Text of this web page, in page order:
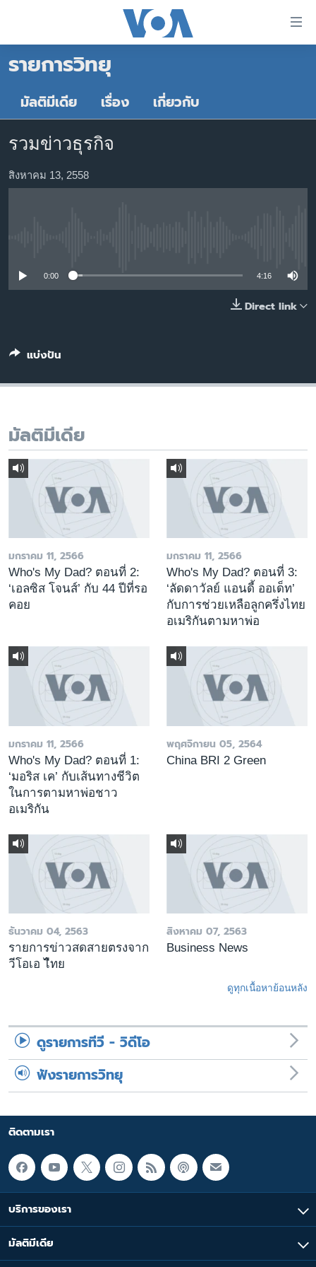
ต่อ
เนื้อหา
ข้าม
ไป
หน้า
การ
ค้นหา
หน้าหลัก
โลก
เอเชีย
สหรัฐฯ
ไทย
ไลฟ์สไตล์
พอดคาสต์
เลือกภาษา
รายการวิทยุ
มัลติมีเดีย เรื่อง เกี่ยวกับ
รวมข่าวธุรกิจ
สิงหาคม 13, 2558
0:00 4:16
Direct link
แบ่งปัน
มัลติมีเดีย
มกราคม 11, 2566
Who's My Dad? ตอนที่ 2:
‘เอลซิส โจนส์’ กับ 44 ปีที่รอ
คอย
มกราคม 11, 2566
Who's My Dad? ตอนที่ 3:
‘ลัดดาวัลย์ แอนดี้ ออเด็ท’
กับการช่วยเหลือลูกครึ่งไทย
อเมริกันตามหาพ่อ
มกราคม 11, 2566
Who's My Dad? ตอนที่ 1:
‘มอริส เค’ กับเส้นทางชีวิต
ในการตามหาพ่อชาว
อเมริกัน
พฤศจิกายน 05, 2564
China BRI 2 Green
ธันวาคม 04, 2563
รายการข่าวสดสายตรงจาก
วีโอเอ ไืทย
สิงหาคม 07, 2563
Business News
ดูทุกเนื้อหาย้อนหลัง
ดูรายการทีวี - วิดีโอ
ฟังรายการวิทยุ
ติดตามเรา
บริการของเรา
มัลติมีเดีย